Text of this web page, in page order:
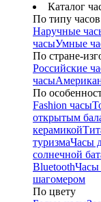
Каталог
По типу часов
Наручные
часыУмные
По стране-
Российские
часы
По
Fashion часы
открытым
керамикой
туризмаЧасы
солнечной
BluetoothЧасы
шагомером
По цвету